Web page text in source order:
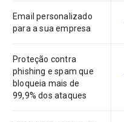
Email personalizado
para a sua empresa
Proteção contra
phishing e spam que
bloqueia mais de
99,9% dos ataques